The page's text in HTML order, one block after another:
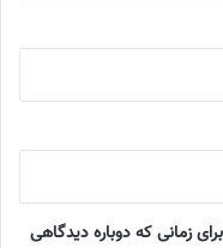
زمانی که دوباره دیدگاهی